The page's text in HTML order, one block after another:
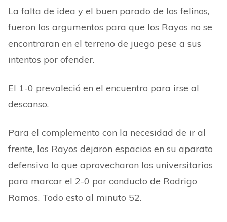
La falta de idea y el buen parado de los felinos,
fueron los argumentos para que los Rayos no se
encontraran en el terreno de juego pese a sus
intentos por ofender.
El 1-0 prevaleció en el encuentro para irse al
descanso.
Para el complemento con la necesidad de ir al
frente, los Rayos dejaron espacios en su aparato
defensivo lo que aprovecharon los universitarios
para marcar el 2-0 por conducto de Rodrigo
Ramos. Todo esto al minuto 52.